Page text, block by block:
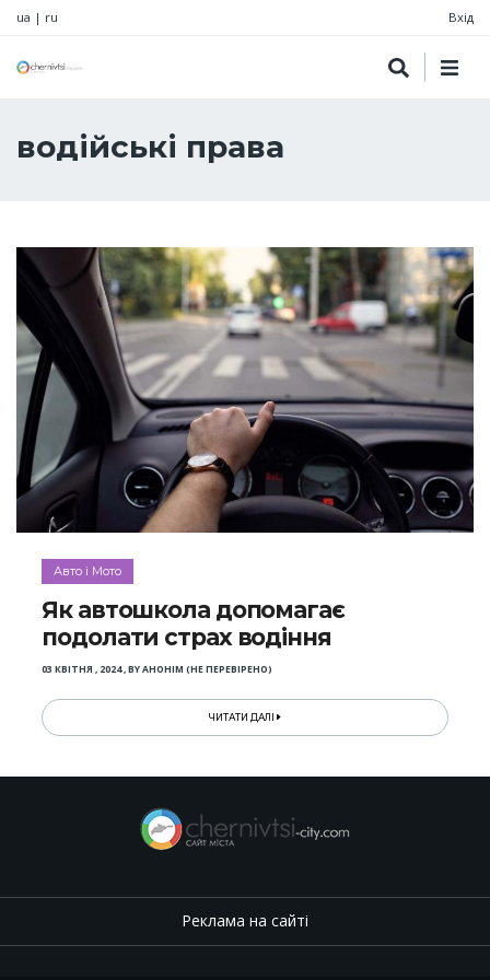
ua | ru Вхід
водійські права
Авто і Мото
Як автошкола допомагає
подолати страх водіння
03 КВІТНЯ , 2024,BYАНОНІМ (НЕ ПЕРЕВІРЕНО)
ЧИТАТИ ДАЛІ
Реклама на сайті